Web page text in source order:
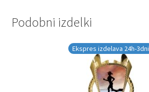
Podobni izdelki
Ekspres izdelava 24h-3dni